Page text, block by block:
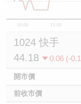
10:00 11:00
1024 快手
44.18
0.06 (-
開市價
前收市價